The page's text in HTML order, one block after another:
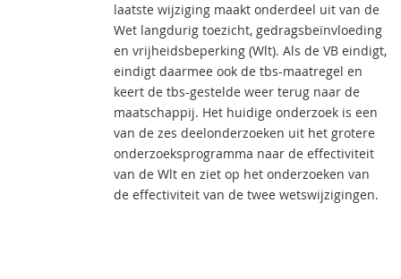
laatste wijziging maakt onderdeel uit van de
Wet langdurig toezicht, gedragsbeïnvloeding
en vrijheidsbeperking (Wlt). Als de VB eindigt,
eindigt daarmee ook de tbs-maatregel en
keert de tbs-gestelde weer terug naar de
maatschappij. Het huidige onderzoek is een
van de zes deelonderzoeken uit het grotere
onderzoeksprogramma naar de effectiviteit
van de Wlt en ziet op het onderzoeken van
de effectiviteit van de twee wetswijzigingen.